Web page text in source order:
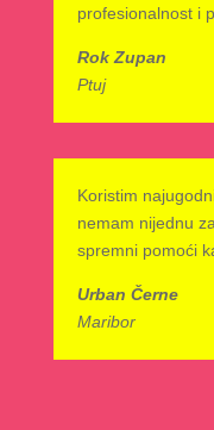
profesionalnost i
Rok Zupan
Ptuj
Koristim
nemam nijednu
spremni pomoći
Urban Černe
Maribor